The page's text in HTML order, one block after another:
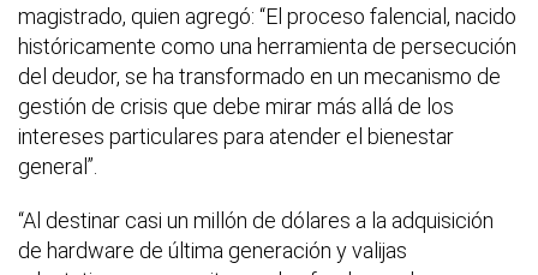
magistrado, quien agregó: “El proceso falencial, nacido
históricamente como una herramienta de persecución
del deudor, se ha transformado en un mecanismo de
gestión de crisis que debe mirar más allá de los
intereses particulares para atender el bienestar
general”.
“Al destinar casi un millón de dólares a la adquisición
de hardware de última generación y valijas